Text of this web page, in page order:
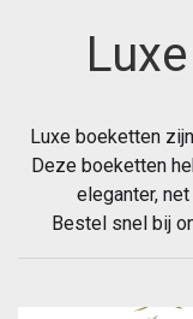
Luxe boeketten
Deze boeketten
eleganter,
Bestel snel bij